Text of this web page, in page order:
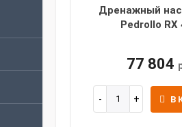
Дренажный
Pedrollo RX
77 804
В